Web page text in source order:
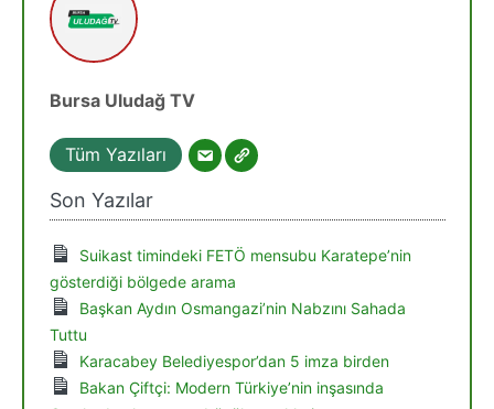
Bursa Uludağ TV
Tüm Yazıları
Son Yazılar
Suikast timindeki FETÖ mensubu Karatepe’nin
gösterdiği bölgede arama
Başkan Aydın Osmangazi’nin Nabzını Sahada
Tuttu
Karacabey Belediyespor’dan 5 imza birden
Bakan Çiftçi: Modern Türkiye’nin inşasında